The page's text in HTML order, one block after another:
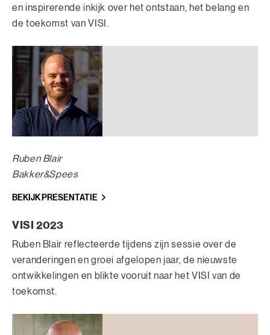
en inspirerende inkijk over het ontstaan, het belang en
de toekomst van VISI.
Ruben Blair
Bakker&Spees
BEKIJK PRESENTATIE
VISI 2023
Ruben Blair reflecteerde tijdens zijn sessie over de
veranderingen en groei afgelopen jaar, de nieuwste
ontwikkelingen en blikte vooruit naar het VISI van de
toekomst.